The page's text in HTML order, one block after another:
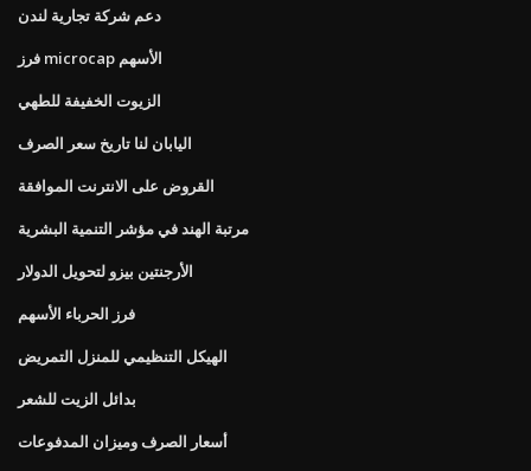
دعم شركة تجارية لندن
فرز microcap الأسهم
الزيوت الخفيفة للطهي
اليابان لنا تاريخ سعر الصرف
القروض على الانترنت الموافقة
مرتبة الهند في مؤشر التنمية البشرية
الأرجنتين بيزو لتحويل الدولار
فرز الحرباء الأسهم
الهيكل التنظيمي للمنزل التمريض
بدائل الزيت للشعر
أسعار الصرف وميزان المدفوعات